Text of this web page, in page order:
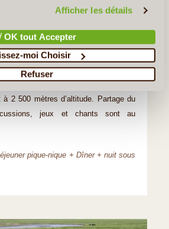
Afficher les détails
OK tout Accepter
moi Choisir
Refuser
yaks, chevaux, chameaux) car
« à pattes courtes » (moutons,
vous arriverez chez la première
2 500 mètres d’altitude. Partage du
jeux et chants sont au
pique-nique + Dîner + nuit sous